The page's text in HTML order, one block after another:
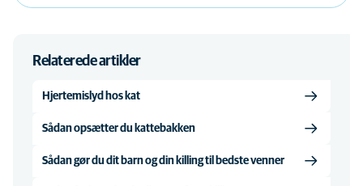
Relaterede artikler
Hjertemislyd hos kat
Sådan opsætter du kattebakken
Sådan gør du dit barn og din killing til bedste venner